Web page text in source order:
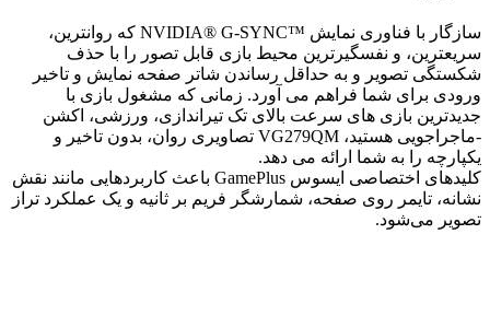
سازگار با فناوری نمایش ™NVIDIA® G-SYNC که روانترین،
سریعترین، و نفسگیرترین محیط بازی قابل تصور را با حذف
شکستگی تصویر و به حداقل رساندن شاتر صفحه نمایش و تاخیر
ورودی برای شما فراهم می آورد. زمانی که مشغول بازی با
جدیدترین بازی های سرعت بالای تک تیراندازی، ورزشی، اکشن
-ماجراجویی هستید، VG279QM تصاویری روان، بدون تاخیر و
یکپارچه را به شما ارائه می دهد.
کلیدهای اختصاصی ایسوس GamePlus باعث کاربردهایی مانند نقش
نشانه، تایمر روی صفحه، شمارشگر فریم بر ثانیه و یک عملکرد تراز
تصویر می‌شود.